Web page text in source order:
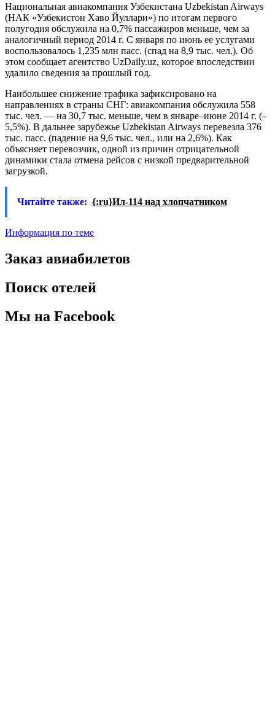
Национальная авиакомпания Узбекистана Uzbekistan Airways
(НАК «Узбекистон Хаво Йуллари») по итогам первого
полугодия обслужила на 0,7% пассажиров меньше, чем за
аналогичный период 2014 г. С января по июнь ее услугами
воспользовалось 1,235 млн пасс. (спад на 8,9 тыс. чел.). Об
этом сообщает агентство UzDaily.uz, которое впоследствии
удалило сведения за прошлый год.
Наибольшее снижение трафика зафиксировано на
направлениях в страны СНГ: авиакомпания обслужила 558
тыс. чел. — на 30,7 тыс. меньше, чем в январе–июне 2014 г. (–
5,5%). В дальнее зарубежье Uzbekistan Airways перевезла 376
тыс. пасс. (падение на 9,6 тыс. чел., или на 2,6%). Как
объясняет перевозчик, одной из причин отрицательной
динамики стала отмена рейсов с низкой предварительной
загрузкой.
Читайте также: {:ru}Ил-114 над хлопчатником
Информация по теме
Заказ авиабилетов
Поиск отелей
Мы на Facebook